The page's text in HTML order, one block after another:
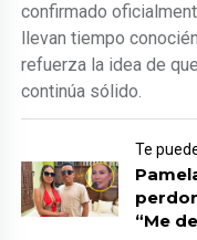
confirmado
llevan tiempo
refuerza la idea de
continúa sólido.
Te
“Me